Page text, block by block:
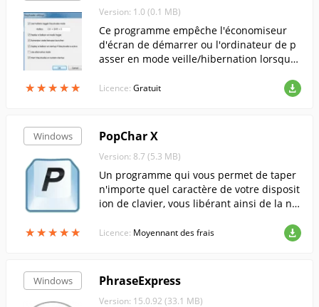
★★★★★
★★★★★
Version: 1.0 (0.1 MB)
Ce programme empêche l'économiseur
d'écran de démarrer ou l'ordinateur de p
asser en mode veille/hibernation lorsque
Licence: Gratuit
Windows
★★★★★
★★★★★
PopChar X
Version: 8.7 (5.3 MB)
Un programme qui vous permet de taper
n'importe quel caractère de votre disposit
ion de clavier, vous libérant ainsi de la né
r.
Licence: Moyennant des frais
Windows PhraseExpress
Version: 15.0.92 (33.1 MB)